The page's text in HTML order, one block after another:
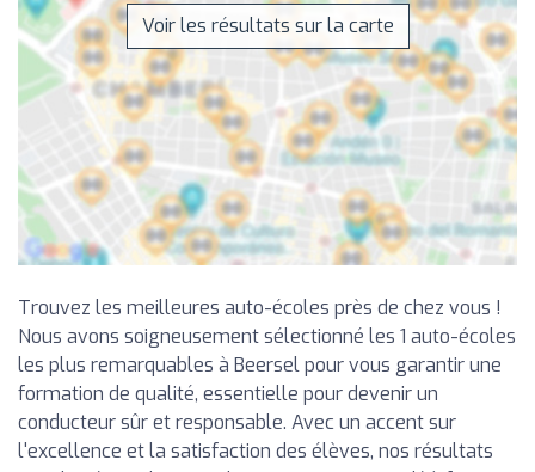
Voir les résultats sur la carte
Trouvez les meilleures auto-écoles près de chez vous !
Nous avons soigneusement sélectionné les 1 auto-écoles
les plus remarquables à Beersel pour vous garantir une
formation de qualité, essentielle pour devenir un
conducteur sûr et responsable. Avec un accent sur
l'excellence et la satisfaction des élèves, nos résultats